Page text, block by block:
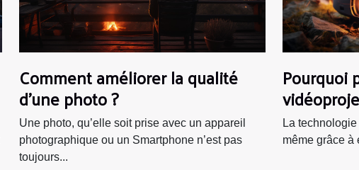
Comment améliorer la qualité
d’une photo ?
Une photo, qu’elle soit prise avec un appareil
photographique ou un Smartphone n’est pas
toujours...
Pourquoi
La
même grâce à